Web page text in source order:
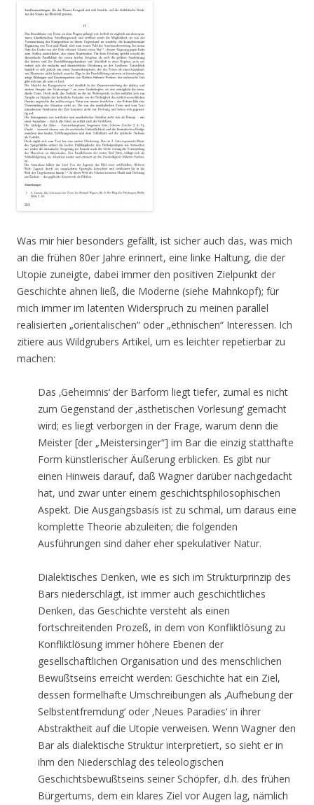
Was mir hier besonders gefällt, ist sicher auch das, was mich
an die frühen 80er Jahre erinnert, eine linke Haltung, die der
Utopie zuneigte, dabei immer den positiven Zielpunkt der
Geschichte ahnen ließ, die Moderne (siehe Mahnkopf); für
mich immer im latenten Widerspruch zu meinen parallel
realisierten „orientalischen“ oder „ethnischen“ Interessen. Ich
zitiere aus Wildgrubers Artikel, um es leichter repetierbar zu
machen:
Das ‚Geheimnis‘ der Barform liegt tiefer, zumal es nicht
zum Gegenstand der ‚ästhetischen Vorlesung‘ gemacht
wird; es liegt verborgen in der Frage, warum denn die
Meister [der „Meistersinger“] im Bar die einzig statthafte
Form künstlerischer Äußerung erblicken. Es gibt nur
einen Hinweis darauf, daß Wagner darüber nachgedacht
hat, und zwar unter einem geschichtsphilosophischen
Aspekt. Die Ausgangsbasis ist zu schmal, um daraus eine
komplette Theorie abzuleiten; die folgenden
Ausführungen sind daher eher spekulativer Natur.
Dialektisches Denken, wie es sich im Strukturprinzip des
Bars niederschlägt, ist immer auch geschichtliches
Denken, das Geschichte versteht als einen
fortschreitenden Prozeß, in dem von Konfliktlösung zu
Konfliktlösung immer höhere Ebenen der
gesellschaftlichen Organisation und des menschlichen
Bewußtseins erreicht werden: Geschichte hat ein Ziel,
dessen formelhafte Umschreibungen als ‚Aufhebung der
Selbstentfremdung‘ oder ‚Neues Paradies‘ in ihrer
Abstraktheit auf die Utopie verweisen. Wenn Wagner den
Bar als dialektische Struktur interpretiert, so sieht er in
ihm den Niederschlag des teleologischen
Geschichtsbewußtseins seiner Schöpfer, d.h. des frühen
Bürgertums, dem ein klares Ziel vor Augen lag, nämlich